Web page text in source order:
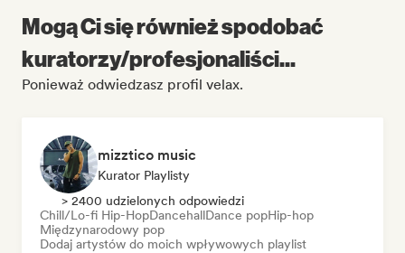
Mogą Ci się również spodobać
kuratorzy/profesjonaliści...
Ponieważ odwiedzasz profil velax.
mizztico music
Kurator Playlisty
> 2400 udzielonych odpowiedzi
Chill/Lo-fi Hip-HopDancehallDance popHip-hop
Międzynarodowy pop
Dodaj artystów do moich wpływowych playlist